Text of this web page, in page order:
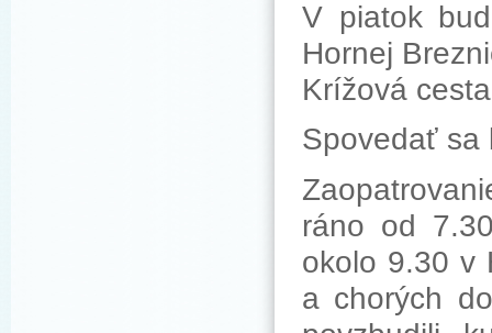
V piatok
Hornej
Krížová
Spovedať sa
ráno od
okolo 9.30 v
a chorých